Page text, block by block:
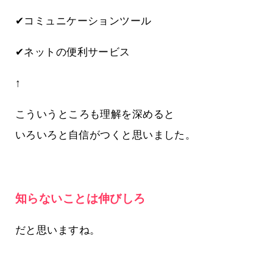
✔コミュニケーションツール
✔ネットの便利サービス
↑
こういうところも理解を深めると
いろいろと自信がつくと思いました。
知らないことは伸びしろ
だと思いますね。